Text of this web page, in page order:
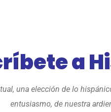
a
una elección de lo
entusiasmo, de nuestra